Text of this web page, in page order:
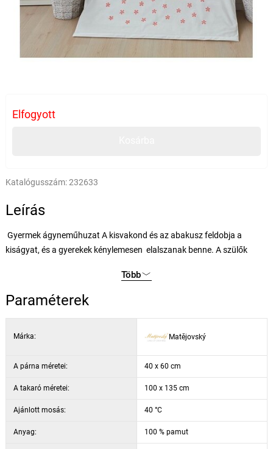
Elfogyott
Katalógusszám:232633
Leírás
Gyermek ágyneműhuzat A kisvakond és az abakusz feldobja a
kiságyat, és a gyerekek kénylemesen elalszanak benne. A szülők
A készlet tartalma:
Több
Paraméterek
Márka: Matějovský
A párna méretei: 40 x 60 cm
A takaró méretei: 100 x 135 cm
Ajánlott mosás: 40 °C
Anyag: 100 % pamut